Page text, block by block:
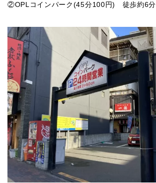
②OPLコインパーク(45分100円) 徒歩約6分